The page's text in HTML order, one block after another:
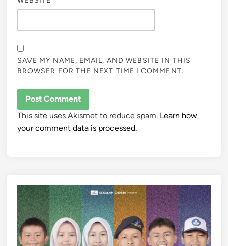
SAVE MY NAME, EMAIL, AND WEBSITE IN THIS
BROWSER FOR THE NEXT TIME I COMMENT.
This site uses Akismet to reduce spam. Learn how
your comment data is processed.